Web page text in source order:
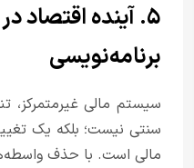
۵. آینده اقتصاد
برنامه‌نویسی
سیستم مالی غیرمتمرکز،
سنتی نیست؛ بلکه یک
مالی است. با حذف